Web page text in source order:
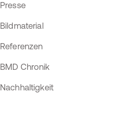
Presse
Bildmaterial
Referenzen
BMD Chronik
Nachhaltigkeit